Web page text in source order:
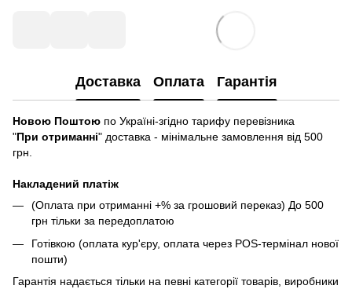
Доставка Оплата Гарантія
Новою Поштою по Україні-згідно тарифу перевізника
"При отриманні" доставка - мінімальне замовлення від 500
грн.
Накладений платіж
(Оплата при отриманні +% за грошовий переказ) До 500
грн тільки за передоплатою
Готівкою (оплата кур'єру, оплата через POS-термінал нової
пошти)
Гарантія надається тільки на певні категорії товарів, виробники